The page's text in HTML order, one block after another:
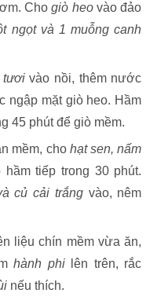
Chogiò heovào đảo
ngọt và 1 muỗng canh
tươivào nồi, thêm nước
ngập mặt giò heo. Hầm
45 phút để giò mềm.
mềm, cho hạt sen, nấm
hầm tiếp trong 30 phút.
củ cải trắngvào, nêm
liệu chín mềm vừa ăn,
hành philên trên, rắc
nếu thích.